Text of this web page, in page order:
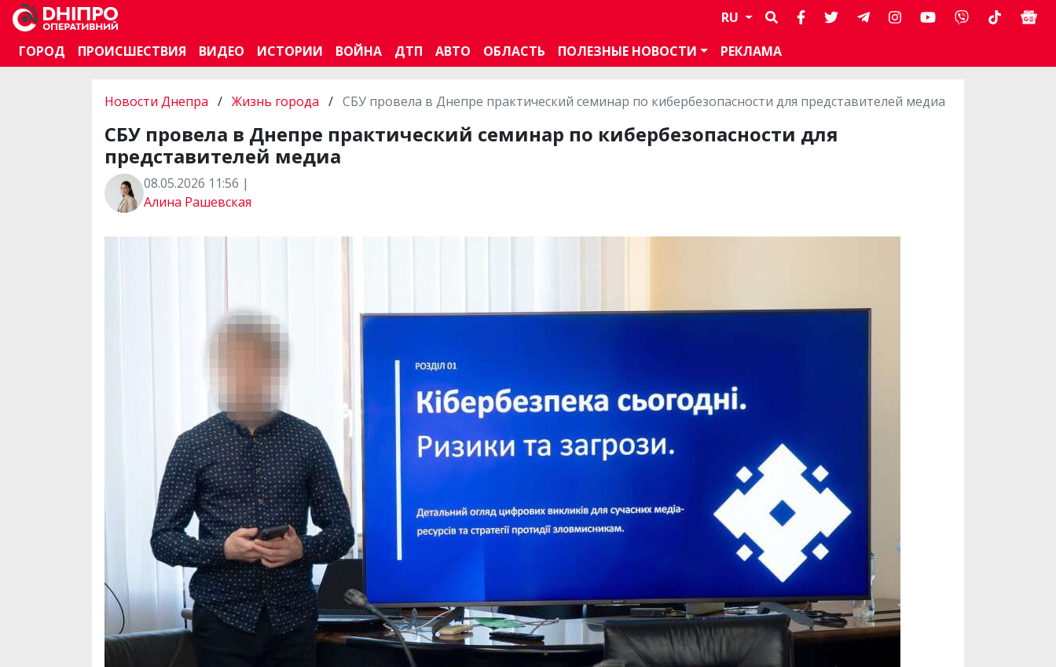
RU
ГОРОД
ПРОИСШЕСТВИЯ ВИДЕО ИСТОРИИ ВОЙНА ДТП АВТО ОБЛАСТЬ ПОЛЕЗНЫЕ НОВОСТИ РЕКЛАМА
Новости Днепра / Жизнь города / СБУ провела в Днепре практический семинар по кибербезопасности для представителей медиа
СБУ провела в Днепре практический семинар по кибербезопасности для
представителей медиа
08.05.2026 11:56 |
Алина Рашевская